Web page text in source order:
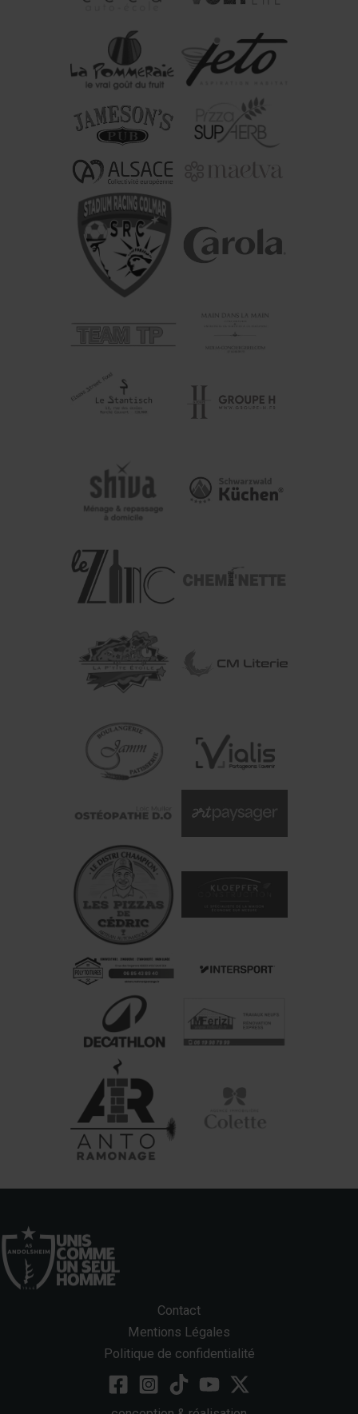
Contact
Mentions Légales
Politique de confidentialité